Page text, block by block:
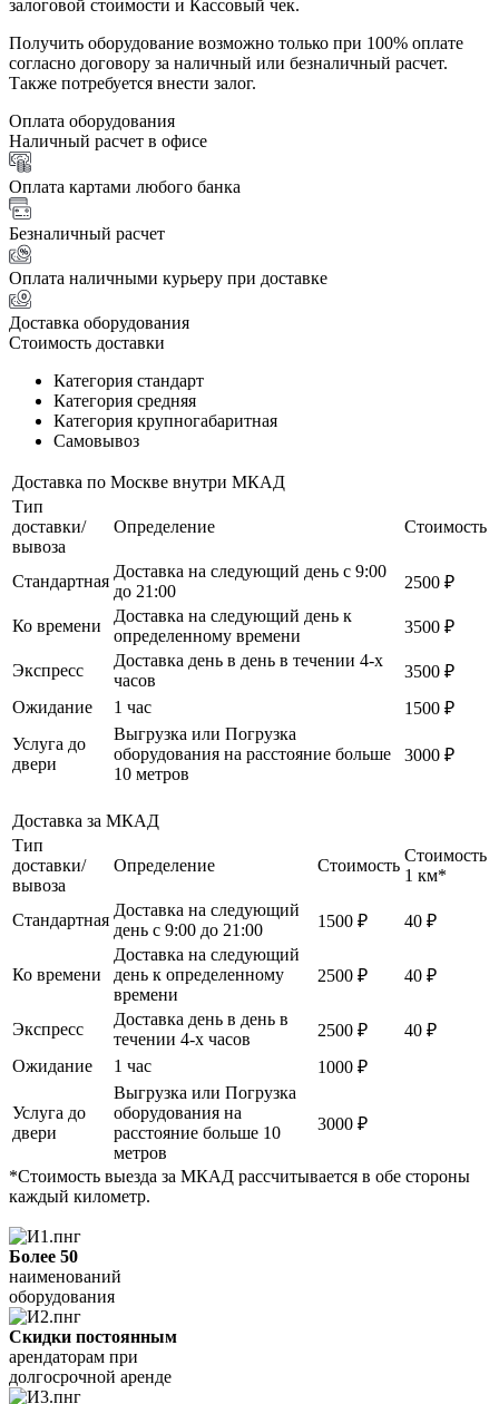
залоговой стоимости и Кассовый чек.
Получить оборудование возможно только при 100% оплате
согласно договору за наличный или безналичный расчет.
Также потребуется внести залог.
Оплата оборудования
Наличный расчет в офисе
Оплата картами любого банка
Безналичный расчет
Оплата наличными курьеру при доставке
Доставка оборудования
Стоимость доставки
Категория стандарт
Категория средняя
Категория крупногабаритная
Самовывоз
Доставка по Москве внутри МКАД
Тип
доставки/
вывоза
Определение Стоимость
Стандартная
Доставка на следующий день с 9:00
до 21:00
2500 ₽
Ко времени
Доставка на следующий день к
определенному времени
3500 ₽
Экспресс
Доставка день в день в течении 4-х
часов
3500 ₽
Ожидание
1 час
1500 ₽
Услуга до
двери
Выгрузка или Погрузка
оборудования на расстояние больше
10 метров
3000 ₽
Доставка за МКАД
Тип
доставки/
вывоза
Определение Стоимость
Стоимость
1 км*
Стандартная
Доставка на следующий
день с 9:00 до 21:00
1500 ₽ 40 ₽
Ко времени
Доставка на следующий
день к определенному
времени
2500 ₽ 40 ₽
Экспресс
Доставка день в день в
течении 4-х часов
2500 ₽
40 ₽
Ожидание
1 час 1000 ₽
Услуга до
двери
Выгрузка или Погрузка
оборудования на
расстояние больше 10
метров
3000 ₽
*Стоимость выезда за МКАД рассчитывается в обе стороны
каждый километр.
Более 50
наименований
оборудования
Скидки постоянным
арендаторам при
долгосрочной аренде